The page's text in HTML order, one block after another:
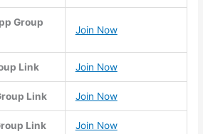
Group
Join Now
Link Join Now
Link Join Now
Link Join Now